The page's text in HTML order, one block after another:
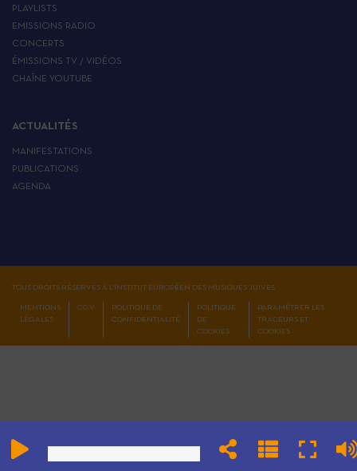
PLAYLISTS
EMISSIONS RADIO
CONCERTS
ÉMISSIONS TV / VIDÉOS
CHAÎNE YOUTUBE
ACTUALITÉS
MANIFESTATIONS
PUBLICATIONS
AGENDA
TOUS DROITS RÉSERVÉS À L'INSTITUT EUROPÉEN DES MUSIQUES JUIVES
MENTIONS
LÉGALES
CGV
POLITIQUE DE
CONFIDENTIALITÉ
POLITIQUE
DE
COOKIES
PARAMÉTRER LES
TRACEURS ET
COOKIES